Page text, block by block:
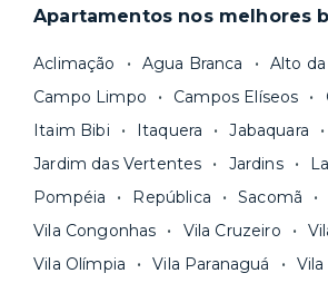
Apartamentos nos melhores
Aclimação Agua Branca Alto
Campo Limpo
Campos Elíseos
Itaim Bibi
Itaquera Jabaquara
Jardim das Vertentes
Jardins
Pompéia
República Sacomã
Vila Congonhas
Vila Cruzeiro
Vila Olímpia
Vila Paranaguá